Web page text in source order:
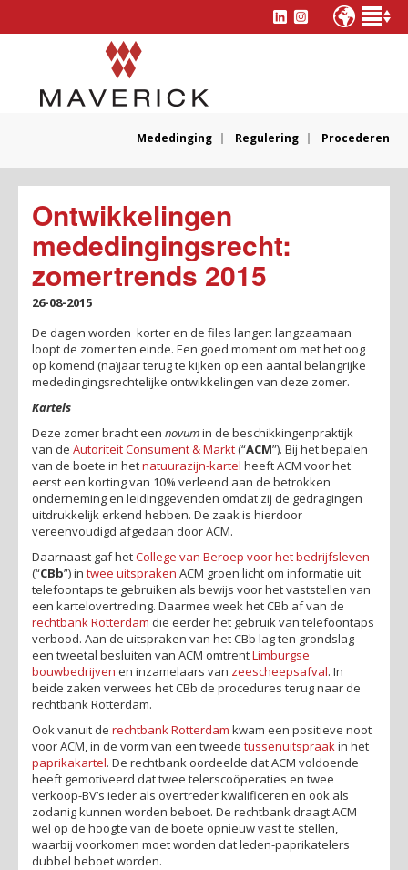
Mededinging Regulering Procederen
Ontwikkelingen
mededingingsrecht:
zomertrends 2015
26-08-2015
De dagen worden korter en de files langer: langzaamaan
loopt de zomer ten einde. Een goed moment om met het oog
op komend (na)jaar terug te kijken op een aantal belangrijke
mededingingsrechtelijke ontwikkelingen van deze zomer.
Kartels
Deze zomer bracht een novumin de beschikkingenpraktijk
van de Autoriteit Consument & Markt(“ACM”). Bij het bepalen
van de boete in hetnatuurazijn-kartel heeft ACM voor het
eerst een korting van 10% verleend aan de betrokken
onderneming en leidinggevenden omdat zij de gedragingen
uitdrukkelijk erkend hebben. De zaak is hierdoor
vereenvoudigd afgedaan door ACM.
Daarnaast gaf hetCollege van Beroep voor het bedrijfsleven
(“CBb”) in twee uitspraken ACM groen licht om informatie uit
telefoontaps te gebruiken als bewijs voor het vaststellen van
een kartelovertreding. Daarmee week het CBb af van de
rechtbank Rotterdam die eerder het gebruik van telefoontaps
verbood. Aan de uitspraken van het CBb lag ten grondslag
een tweetal besluiten van ACM omtrentLimburgse
bouwbedrijven en inzamelaars van zeescheepsafval. In
beide zaken verwees het CBb de procedures terug naar de
rechtbank Rotterdam.
Ook vanuit de rechtbank Rotterdam kwam een positieve noot
voor ACM, in de vorm van een tweede tussenuitspraak in het
paprikakartel. De rechtbank oordeelde dat ACM voldoende
heeft gemotiveerd dat twee telerscoöperaties en twee
verkoop-BV’s ieder als overtreder kwalificeren en ook als
zodanig kunnen worden beboet. De rechtbank draagt ACM
wel op de hoogte van de boete opnieuw vast te stellen,
waarbij voorkomen moet worden dat leden-paprikatelers
dubbel beboet worden.